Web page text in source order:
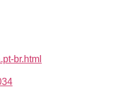
br.html